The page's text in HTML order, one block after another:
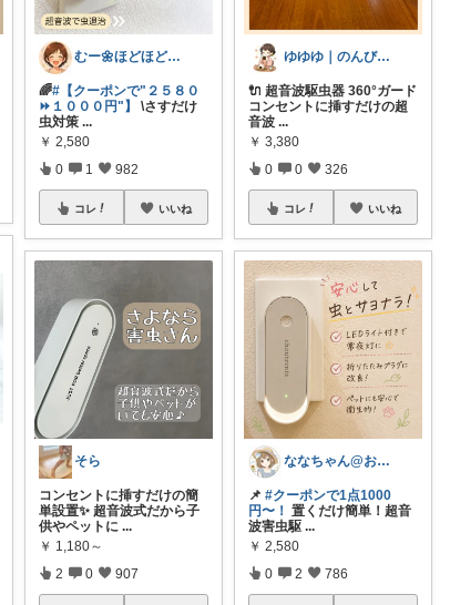
むー🌼ほどほど生活🌼
🌈#【クーポンで"２５８０
⏩️１０００円"】
\さすだけ
虫対策 ...
￥ 2,580
0 1 982
コレ いいね
そら
コンセントに挿すだけの簡
単設置✨ 超音波式だから子
供やペットに ...
￥ 1,180～
2 0 907
ゆゆゆ｜のんびり暮らしと外あそび
🔌 超音波駆虫器 360°ガード
コンセントに挿すだけの超
音波 ...
￥ 3,380
0 0 326
コレ いいね
ななちゃん@お気に入りを毎日朝コレ☀️
📌#クーポンで1点1000
円〜！ 置くだけ簡単！超音
波害虫駆 ...
￥ 2,580
0 2 786